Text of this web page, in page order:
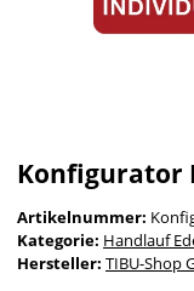
Konfigurator
Artikelnummer:
Kategorie: Handlauf
Hersteller: TIBU-Shop